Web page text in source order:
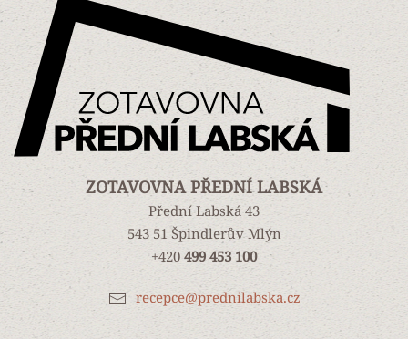
ZOTAVOVNA PŘEDNÍ LABSKÁ
Přední Labská 43
543 51 Špindlerův Mlýn
+420 499 453 100
recepce@prednilabska.cz